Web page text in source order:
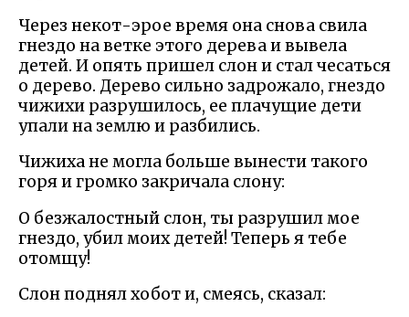
Через некот-эрое время она снова свила
гнездо на ветке этого дерева и вывела
детей. И опять пришел слон и стал чесаться
о дерево. Дерево сильно задрожало, гнездо
чижихи разрушилось, ее плачущие дети
упали на землю и разбились.
Чижиха не могла больше вынести такого
горя и громко закричала слону:
О безжалостный слон, ты разрушил мое
гнездо, убил моих детей! Теперь я тебе
отомщу!
Слон поднял хобот и, смеясь, сказал: